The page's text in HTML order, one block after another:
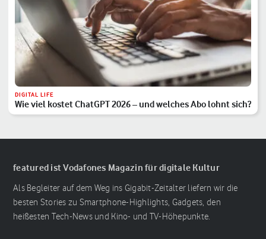
DIGITAL LIFE
Wie viel kostet ChatGPT 2026 – und welches Abo lohnt sich?
featured ist Vodafones Magazin für digitale Kultur
Als Begleiter auf dem Weg ins Gigabit-Zeitalter liefern wir die
besten Stories zu Smartphone-Highlights, Gadgets, den
heißesten Tech-News und Kino- und TV-Höhepunkte.